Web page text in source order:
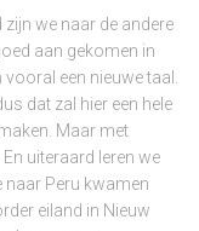
zijn we naar de andere
aan gekomen in
een nieuwe taal.
dat zal hier een hele
Maar met
uiteraard leren we
Peru kwamen
eiland in Nieuw